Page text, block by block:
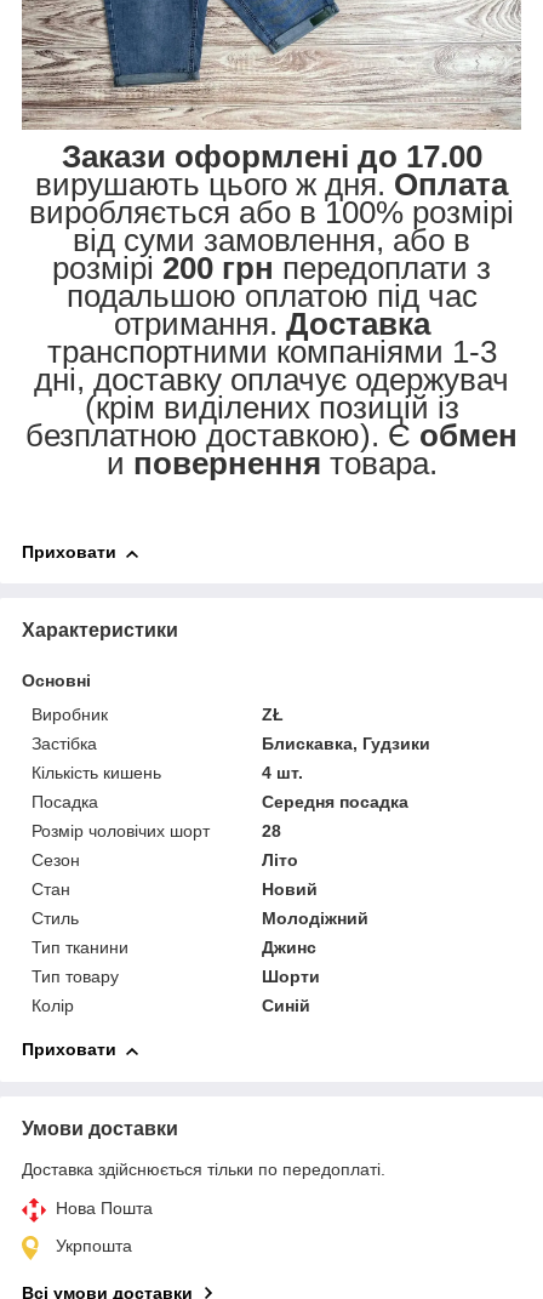
Закази оформлені до 17.00
вирушають цього ж дня. Оплата
виробляється або в 100% розмірі
від суми замовлення, або в
розмірі 200 грн передоплати з
подальшою оплатою під час
отримання. Доставка
транспортними компаніями 1-3
дні, доставку оплачує одержувач
(крім виділених позицій із
безплатною доставкою). Є обмен
и повернення товара.
Приховати
Характеристики
Основні
Виробник
ZŁ
Застібка
Блискавка, Гудзики
Кількість кишень
4 шт.
Посадка
Середня посадка
Розмір чоловічих шорт
28
Сезон
Літо
Стан
Новий
Стиль
Молодіжний
Тип тканини
Джинс
Тип товару
Шорти
Колір
Синій
Приховати
Умови доставки
Доставка здійснюється тільки по передоплаті.
Нова Пошта
Укрпошта
Всі умови доставки